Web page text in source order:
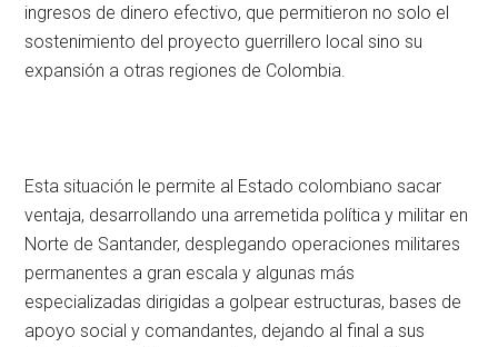
ingresos de dinero efectivo, que permitieron no solo el
sostenimiento del proyecto guerrillero local sino su
expansión a otras regiones de Colombia.
Esta situación le permite al Estado colombiano sacar
ventaja, desarrollando una arremetida política y militar en
Norte de Santander, desplegando operaciones militares
permanentes a gran escala y algunas más
especializadas dirigidas a golpear estructuras, bases de
apoyo social y comandantes, dejando al final a sus